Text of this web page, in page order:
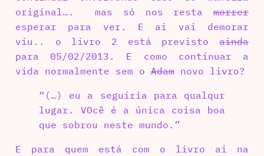
original…. mas só nos restamorrer
esperar para ver. E ai vai demorar
viu.. o livro 2 está previstoainda
para 05/02/2013. E como continuar a
vida normalmente sem o Adamnovo livro?
“(…) eu a seguiria para qualqur
lugar. VOcê é a única coisa boa
que sobrou neste mundo.”
E para quem está com o livro ai na